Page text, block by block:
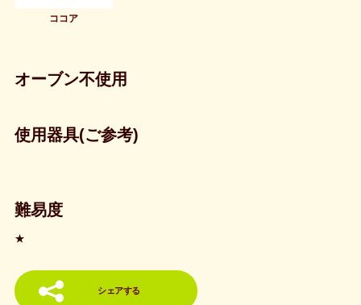
ココア
オーブン不使用
使用器具(ご参考)
難易度
★
シェアする